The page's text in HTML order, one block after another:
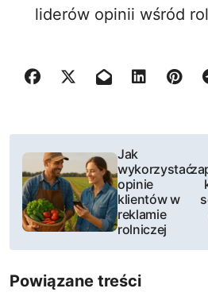
liderów opinii wśród
N
w
i
g
Jak
wykorzystać
opinie
klientów w
reklamie
rolniczej
Powiązane treści